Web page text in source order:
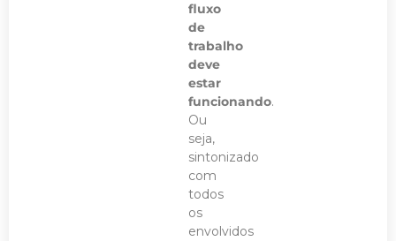
fluxo
de
trabalho
deve
estar
funcionando.
Ou
seja,
sintonizado
com
todos
os
envolvidos